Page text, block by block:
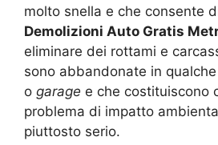
molto snella e che consente
Demolizioni Auto Gratis
eliminare dei rottami e
sono abbandonate in
o garage e che costituiscono
problema di impatto
piuttosto serio.